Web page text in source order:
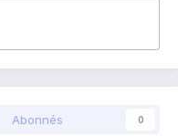
Abonnés 0